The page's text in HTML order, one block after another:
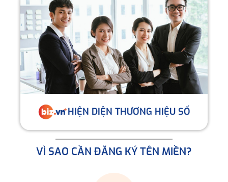
HIỆN DIỆN THƯƠNG HIỆU SỐ
VÌ SAO CẦN ĐĂNG KÝ TÊN MIỀN?